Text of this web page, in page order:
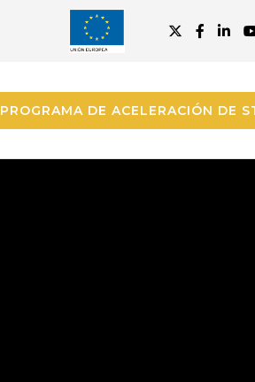
PROGRAMA DE ACELERACIÓN DE